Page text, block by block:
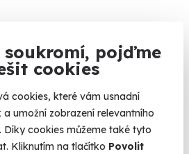
soukromí, pojďme
cookies
cookies, které vám usnadní
umožní zobrazení relevantního
Díky cookies můžeme také tyto
Kliknutím na tlačítko Povolit
hádankami na jihu Čech.